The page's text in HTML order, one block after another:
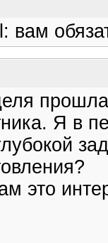
вам
Я в
это